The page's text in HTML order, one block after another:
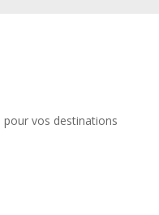
vos destinations